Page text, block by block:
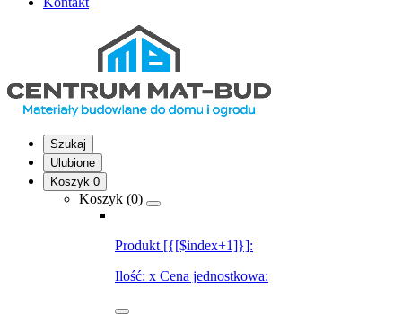
Szukaj
Ulubione
Koszyk 0
Koszyk (0)
Produkt [{[$index+1]}]:
Ilość: x Cena jednostkowa: